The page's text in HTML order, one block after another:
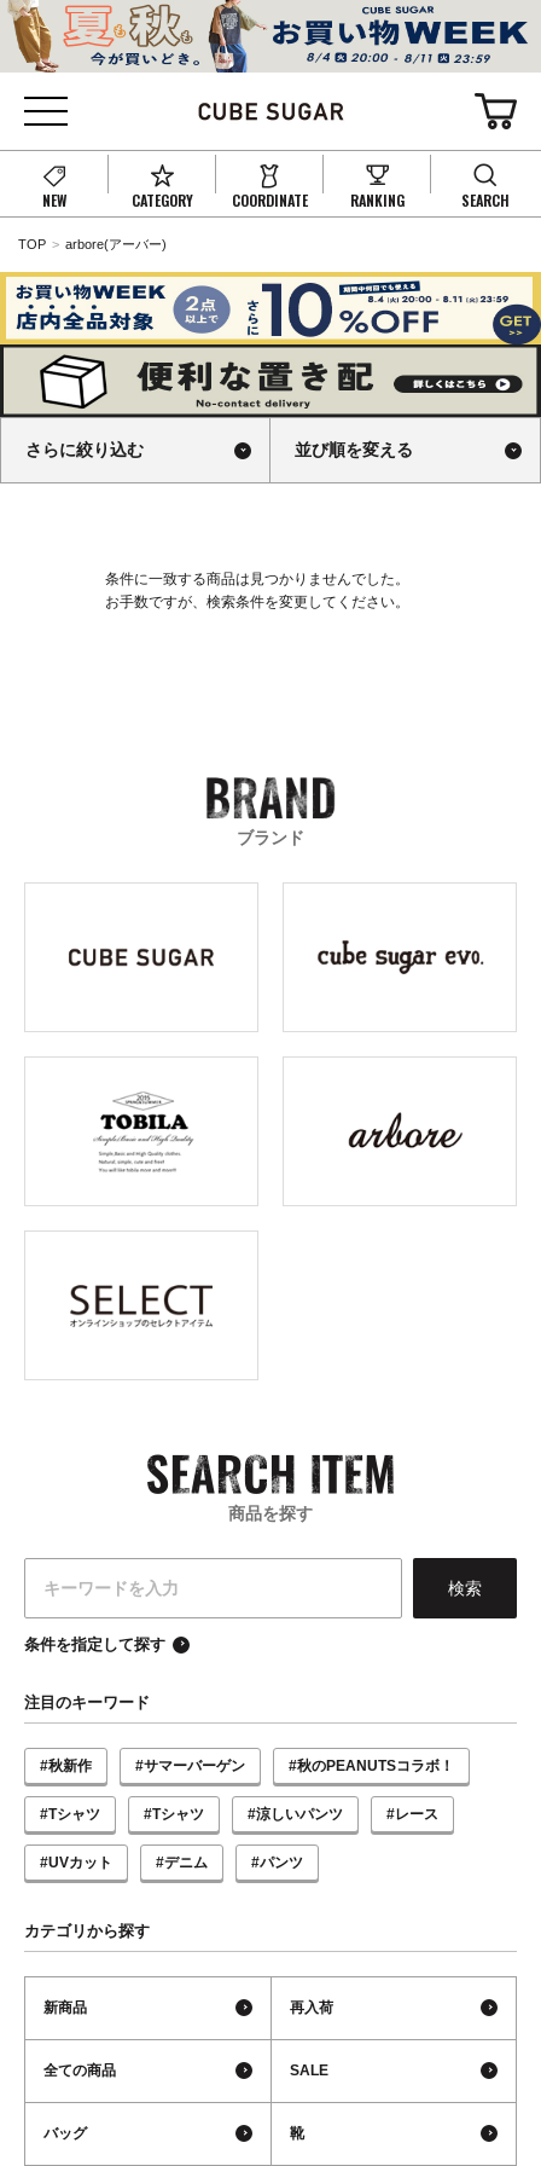
NEW CATEGORY COORDINATE RANKING SEARCH
TOP arbore(アーバー)
さらに絞り込む 並び順を変える
条件に一致する商品は見つかりませんでした。
お手数ですが、検索条件を変更してください。
ブランド
商品を探す
条件を指定して探す
注目のキーワード
#秋新作 #サマーバーゲン #秋のPEANUTSコラボ！
#Tシャツ #Tシャツ #涼しいパンツ #レース
#UVカット #デニム #パンツ
カテゴリから探す
新商品 再入荷
全ての商品 SALE
バッグ 靴